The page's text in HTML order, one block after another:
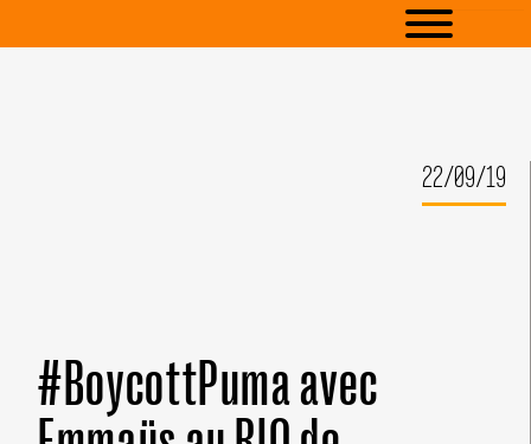
22/09/19
#BoycottPuma avec